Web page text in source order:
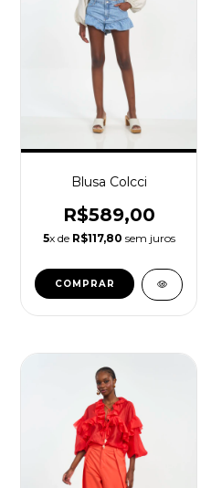
Blusa Colcci
R$589,00
5x de R$117,80 sem juros
COMPRAR